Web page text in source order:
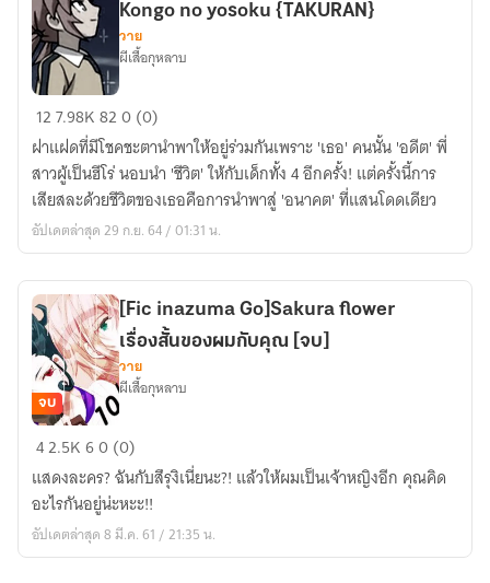
（Fic
inazuma
eleven
Go
AU)
Kongo
yosoku
{TAKURAN}
Kongo no yosoku {TAKURAN}
วาย
ผีเสื้อกุหลาบ
127.98K820 (0)
ฝาแฝดที่มีโชคชะตานำพาให้อยู่ร่วมกันเพราะ 'เธอ' คนนั้น 'อดีต' พี่
สาวผู้เป็นฮีโร่ นอบนำ 'ชีวิต' ให้กับเด็กทั้ง 4 อีกครั้ง! แต่ครั้งนี้การ
เสียสละด้วยชีวิตของเธอคือการนำพาสู่ 'อนาคต' ที่แสนโดดเดียว
อัปเดตล่าสุด 29 ก.ย. 64 / 01:31 น.
[Fic
Go]Sakura
flower
เรื่อง
จบ
[Fic inazuma Go]Sakura flower
เรื่องสั้นของผมกับคุณ [จบ]
วาย
ผีเสื้อกุหลาบ
42.5K60 (0)
แสดงละคร? ฉันกับสึรุงิเนี่ยนะ?! แล้วให้ผมเป็นเจ้าหญิงอีก คุณคิด
อะไรกันอยู่น่ะหะะ!!
อัปเดตล่าสุด 8 มี.ค. 61 / 21:35 น.